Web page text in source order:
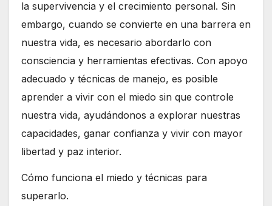
la supervivencia y el crecimiento personal. Sin
embargo, cuando se convierte en una barrera en
nuestra vida, es necesario abordarlo con
consciencia y herramientas efectivas. Con apoyo
adecuado y técnicas de manejo, es posible
aprender a vivir con el miedo sin que controle
nuestra vida, ayudándonos a explorar nuestras
capacidades, ganar confianza y vivir con mayor
libertad y paz interior.
Cómo funciona el miedo y técnicas para
superarlo.